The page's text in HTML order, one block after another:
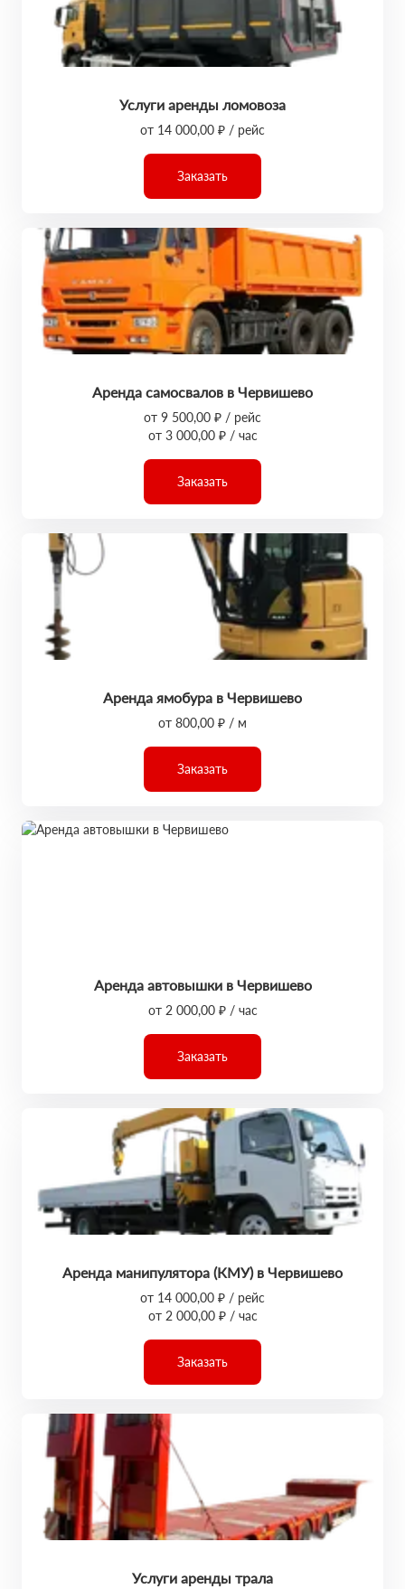
Услуги аренды ломовоза
от 14 000,00 ₽ / рейс
Заказать
Аренда самосвалов в Червишево
от 9 500,00 ₽ / рейс
от 3 000,00 ₽ / час
Заказать
Аренда ямобура в Червишево
от 800,00 ₽ / м
Заказать
Аренда автовышки в Червишево
от 2 000,00 ₽ / час
Заказать
Аренда манипулятора (КМУ) в Червишево
от 14 000,00 ₽ / рейс
от 2 000,00 ₽ / час
Заказать
Услуги аренды трала